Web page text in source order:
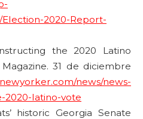
Election-2020-Report-
the 2020 Latino
31 de diciembre
news/news-
2020-latino-vote
historic Georgia Senate